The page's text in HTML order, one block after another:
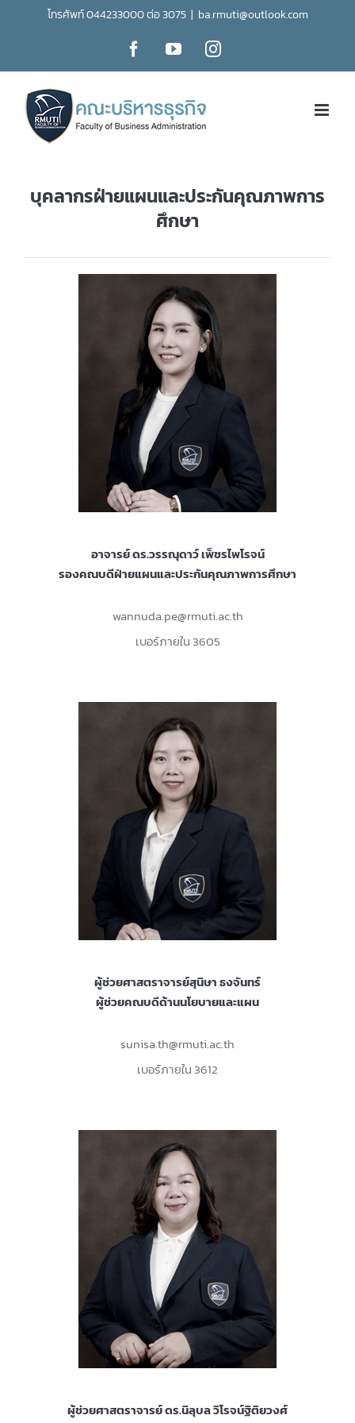
โทรศัพท์ 044233000 ต่อ 3075 | ba.rmuti@outlook.com
FacebookYouTubeInstagram
บุคลากรฝ่ายแผนและประกันคุณภาพการ
ศึกษา
อาจารย์ ดร.วรรณุดาว์ เพ็ชรไพโรจน์
รองคณบดีฝ่ายแผนและประกันคุณภาพการศึกษา
wannuda.pe@rmuti.ac.th
เบอร์ภายใน 3605
ผู้ช่วยศาสตราจารย์สุนิษา ธงจันทร์
ผู้ช่วยคณบดีด้านนโยบายและแผน
sunisa.th@rmuti.ac.th
เบอร์ภายใน 3612
ผู้ช่วยศาสตราจารย์ ดร.นิลุบล วิโรจน์ฐิติยวงศ์